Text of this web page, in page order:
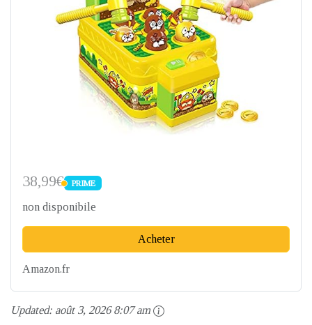
38,99€ PRIME
PRIME
non disponibile
Acheter
Amazon.fr
Updated: août 3, 2026 8:07 am